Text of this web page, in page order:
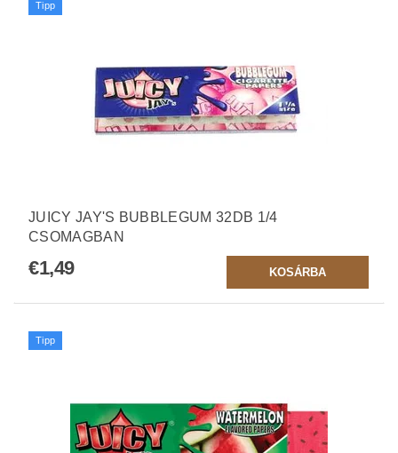
Tipp
JUICY JAY'S BUBBLEGUM 32DB 1/4
CSOMAGBAN
€1,49
Tipp